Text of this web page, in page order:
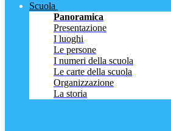
Scuola
Panoramica
Presentazione
I luoghi
Le persone
I numeri della scuola
Le carte della scuola
Organizzazione
La storia